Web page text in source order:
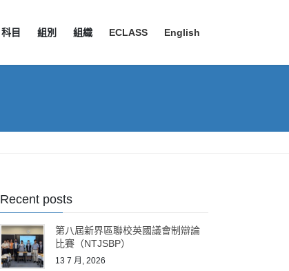
科目 組別 組織 ECLASS English
Recent posts
第八屆新界區聯校英國議會制辯論
比賽（NTJSBP）
13 7 月, 2026